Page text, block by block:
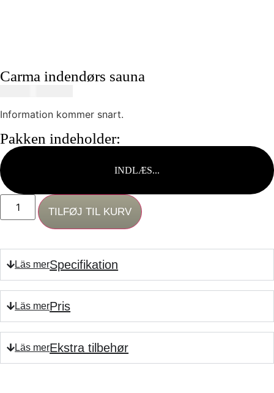
Carma indendørs sauna
Information kommer snart.
Pakken indeholder:
INDLÆS...
TILFØJ TIL KURV
Specifikation
Pris
Ekstra tilbehør